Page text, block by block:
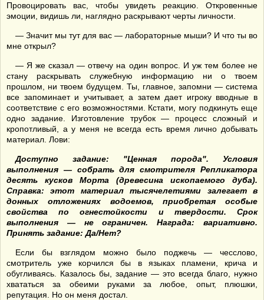
Провоцировать вас, чтобы увидеть реакцию. Откровенные
эмоции, видишь ли, наглядно раскрывают черты личности.
— Значит мы тут для вас — лабораторные мыши? И что ты во
мне открыл?
— Я же сказал — отвечу на один вопрос. И уж тем более не
стану раскрывать служебную информацию ни о твоем
прошлом, ни твоем будущем. Ты, главное, запомни — система
все запоминает и учитывает, а затем дает игроку вводные в
соответствие с его возможностями. Кстати, могу подкинуть еще
одно задание. Изготовление трубок — процесс сложный и
кропотливый, а у меня не всегда есть время лично добывать
материал. Лови:
Доступно задание: "Ценная порода". Условия
выполнения — собрать для смотрителя Репликатора
десять кусков Морта (древесина ископаемого дуба).
Справка: этот материал тысячелетиями залегает в
донных отложениях
водоемов, приобретая особые
свойствапо огнестойкости и твердости. Срок
выполнения — не ограничен. Награда: вариативно.
Принять задание: Да/Нет?
Если бы взглядом можно было поджечь — чесслово,
смотритель уже корчился бы в языках пламени, крича и
обугливаясь. Казалось бы, задание — это всегда благо, нужно
хвататься за обеими руками за любое, опыт, плюшки,
репутация. Но он меня достал.